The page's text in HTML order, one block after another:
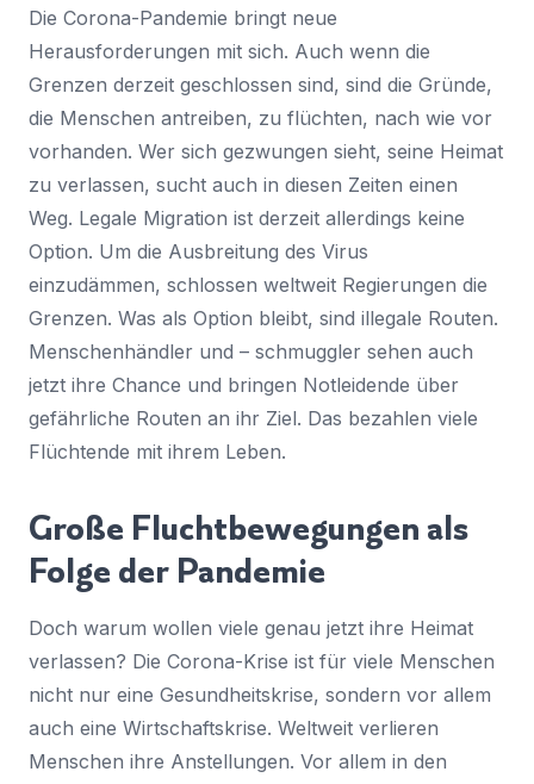
Die Corona-Pandemie bringt neue
Herausforderungen mit sich. Auch wenn die
Grenzen derzeit geschlossen sind, sind die Gründe,
die Menschen antreiben, zu flüchten, nach wie vor
vorhanden. Wer sich gezwungen sieht, seine Heimat
zu verlassen, sucht auch in diesen Zeiten einen
Weg. Legale Migration ist derzeit allerdings keine
Option. Um die Ausbreitung des Virus
einzudämmen, schlossen weltweit Regierungen die
Grenzen. Was als Option bleibt, sind illegale Routen.
Menschenhändler und – schmuggler sehen auch
jetzt ihre Chance und bringen Notleidende über
gefährliche Routen an ihr Ziel. Das bezahlen viele
Flüchtende mit ihrem Leben.
Große Fluchtbewegungen als
Folge der Pandemie
Doch warum wollen viele genau jetzt ihre Heimat
verlassen? Die Corona-Krise ist für viele Menschen
nicht nur eine Gesundheitskrise, sondern vor allem
auch eine Wirtschaftskrise. Weltweit verlieren
Menschen ihre Anstellungen. Vor allem in den